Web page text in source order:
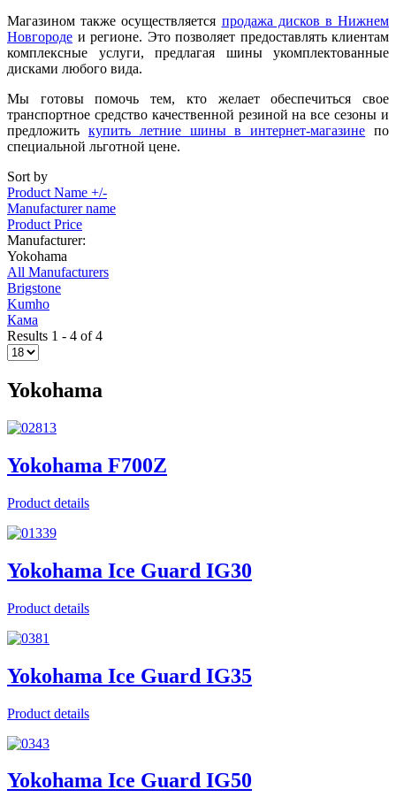
Магазином также осуществляется продажа дисков в Нижнем
Новгороде и регионе. Это позволяет предоставлять клиентам
комплексные услуги, предлагая шины укомплектованные
дисками любого вида.
Мы готовы помочь тем, кто желает обеспечиться свое
транспортное средство качественной резиной на все сезоны и
предложить купить летние шины в интернет-магазине по
специальной льготной цене.
Sort by
Product Name +/-
Manufacturer name
Product Price
Manufacturer:
Yokohama
All Manufacturers
Brigstone
Kumho
Кама
Results 1 - 4 of 4
Yokohama
Yokohama F700Z
Product details
Yokohama Ice Guard IG30
Product details
Yokohama Ice Guard IG35
Product details
Yokohama Ice Guard IG50